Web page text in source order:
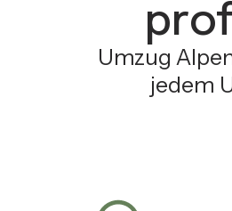
Umzug
jedem